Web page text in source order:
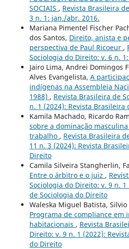
SOCIAIS , Revista Brasileira
3 n. 1: jan./abr. 2016.
Mariana Pimentel Fischer
dos Santos, Direito, anista e
perspectiva de Paul Ricoeur ,
Sociologia do Direito: v. 6 n.
Jairo Lima, Andrei Domingos
Alves Evangelista, A
indígenas na Assembleia
1988) , Revista Brasileira de
n. 1 (2024): Revista
Kamila Machado, Ricardo
sobre a dominação
trabalho , Revista Brasileira
11 n. 3 (2024): Revista
Direito
Camila Silveira Stangherlin,
Entre o árbitro e o juiz ,
Sociologia do Direito: v. 9 n.
de Sociologia do Direito
Waleska Miguel Batista,
Programa de compliance em
habitacionais , Revista
Direito: v. 9 n. 1 (2022):
do Direito